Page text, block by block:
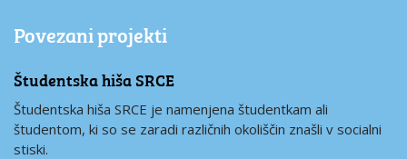
Povezani projekti
Študentska hiša SRCE
Študentska hiša SRCE je namenjena študentkam ali
študentom, ki so se zaradi različnih okoliščin znašli v socialni
stiski.